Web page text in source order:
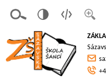
písmo
á
verze
pro
slaboz
raké